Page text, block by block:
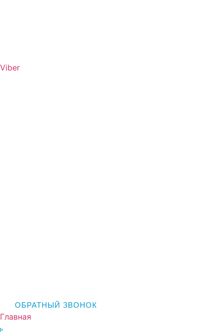
Viber
ОБРАТНЫЙ ЗВОНОК
Главная